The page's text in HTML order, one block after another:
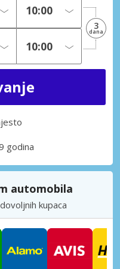
3
dana
godina
automobila
kupaca